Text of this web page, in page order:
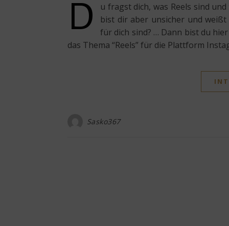
D
u fragst dich, was Reels sind
bist dir aber unsicher und
für dich sind? … Dann bist du
das Thema “Reels” für die Plattform
Sasko367